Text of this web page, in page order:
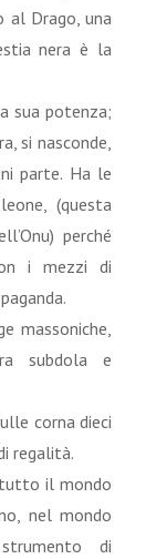
al Drago, una
nera è la
sua potenza;
si nasconde,
parte. Ha le
(questa
perché
i mezzi di
massoniche,
subdola e
corna dieci
regalità.
tutto il mondo
nel mondo
di